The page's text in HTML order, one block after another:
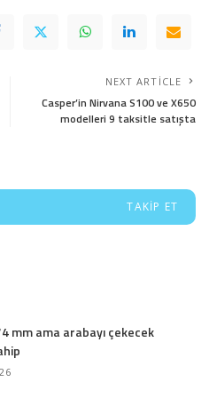
NEXT ARTICLE
Casper’in Nirvana S100 ve X650
modelleri 9 taksitle satışta
TAKIP ET
mm ama arabayı çekecek